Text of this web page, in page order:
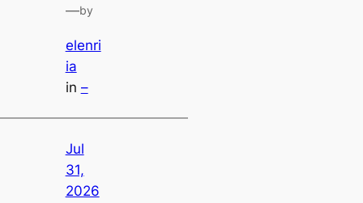
—by
elenri
ia
in –
Jul
31,
2026